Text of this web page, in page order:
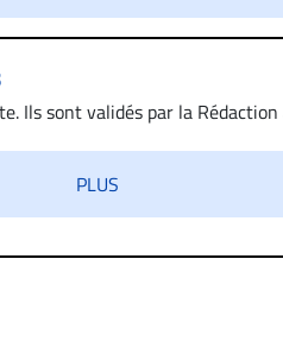
Ils sont validés par la Rédaction
sera retiré sur le champ.
les mêmes conditions de
PLUS